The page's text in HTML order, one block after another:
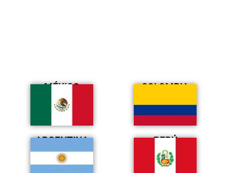
MÉXICO COLOMBIA
ARGENTINA PERÚ